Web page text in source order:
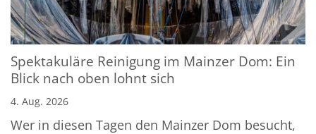
Spektakuläre Reinigung im Mainzer Dom: Ein
Blick nach oben lohnt sich
4. Aug. 2026
Wer in diesen Tagen den Mainzer Dom besucht,